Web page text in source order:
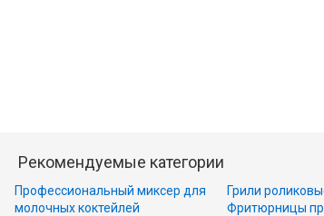
Рекомендуемые категории
Профессиональный миксер для
молочных коктейлей
Грили
Фритюрницы